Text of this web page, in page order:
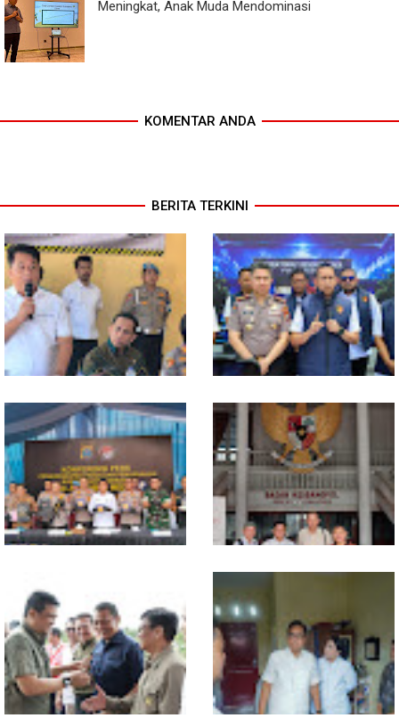
Meningkat, Anak Muda Mendominasi
KOMENTAR ANDA
BERITA TERKINI
Polresta Deliserdang
Musnahkan 1,2 Kilo Gram
Sabu-sabu: Tiga Tersangka
Gagal Edarkan Ribuan Dosis
Narkoba
Polda Sumut Bongkar Sindikat
Scamming Internasional di
Apartemen Medan, Korban
Rugi Rp6,7 Miliar
Selama 300 Hari, Polrestabes
Medan Tangkap 1.434
Tersangka Narkoba
MIO Indonesia Sumut Resmi
Daftarkan Organisasi ke
Kesbangpol, Langkah Awal
Perkuat Profesionalisme
Media Online